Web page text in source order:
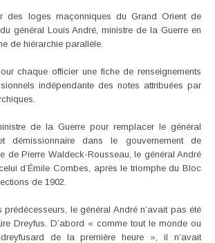
des loges maçonniques du Grand Orient de
général Louis André, ministre de la Guerre en
de hiérarchie parallèle.
chaque officier une fiche de renseignements
indépendante des notes attribuées par
de la Guerre pour remplacer le général
démissionnaire dans le gouvernement de
de Pierre Waldeck-Rousseau, le général André
d’Émile Combes, après le triomphe du Bloc
de 1902.
prédécesseurs, le général André n’avait pas été
Dreyfus. D’abord « comme tout le monde ou
de la première heure », il n’avait